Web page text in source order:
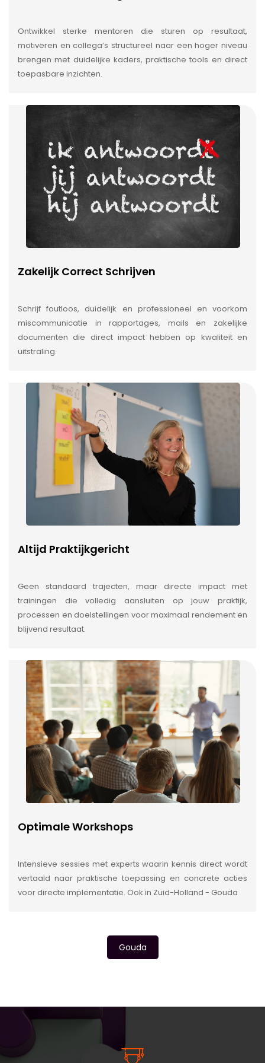
Ontwikkel sterke mentoren die sturen op resultaat,
motiveren en collega’s structureel naar een hoger niveau
brengen met duidelijke kaders, praktische tools en direct
toepasbare inzichten.
Zakelijk Correct Schrijven
Schrijf foutloos, duidelijk en professioneel en voorkom
miscommunicatie in rapportages, mails en zakelijke
documenten die direct impact hebben op kwaliteit en
uitstraling.
Altijd Praktijkgericht
Geen standaard trajecten, maar directe impact met
trainingen die volledig aansluiten op jouw praktijk,
processen en doelstellingen voor maximaal rendement en
blijvend resultaat.
Optimale Workshops
Intensieve sessies met experts waarin kennis direct wordt
vertaald naar praktische toepassing en concrete acties
voor directe implementatie. Ook in Zuid-Holland - Gouda
Gouda
INSIDE INFORMATIE